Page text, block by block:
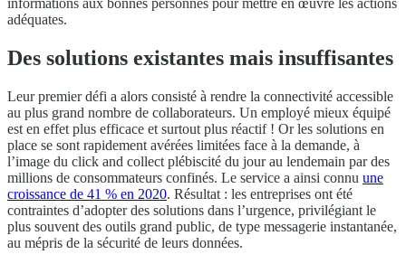
adéquates.
Des solutions existantes mais insuffisantes
Leur premier défi a alors consisté à rendre la connectivité accessible
au plus grand nombre de collaborateurs. Un employé mieux équipé
est en effet plus efficace et surtout plus réactif ! Or les solutions en
place se sont rapidement avérées limitées face à la demande, à
l’image du click and collect plébiscité du jour au lendemain par des
millions de consommateurs confinés. Le service a ainsi connu une
croissance de 41 % en 2020. Résultat : les entreprises ont été
contraintes d’adopter des solutions dans l’urgence, privilégiant le
plus souvent des outils grand public, de type messagerie instantanée,
au mépris de la sécurité de leurs données.